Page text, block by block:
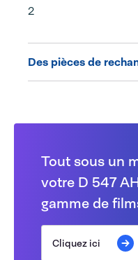
2
Des pièces de
Tout sous un
votre D 547
gamme de
Cliquez ici